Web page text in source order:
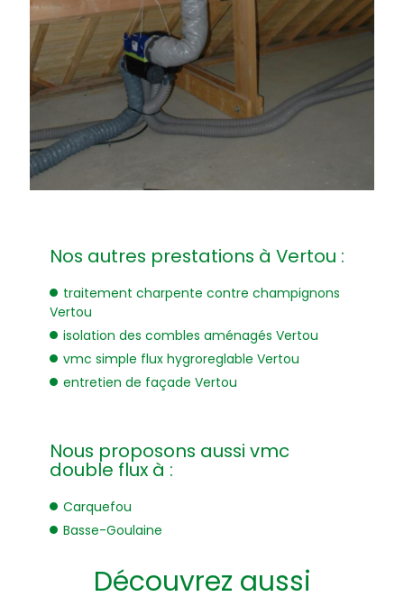
Nos autres prestations à Vertou :
traitement charpente contre champignons
Vertou
isolation des combles aménagés Vertou
vmc simple flux hygroreglable Vertou
entretien de façade Vertou
Nous proposons aussi vmc
double flux à :
Carquefou
Basse-Goulaine
Découvrez aussi